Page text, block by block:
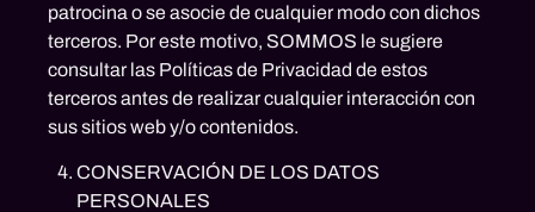
patrocina o se asocie de cualquier modo con dichos
terceros. Por este motivo, SOMMOS le sugiere
consultar las Políticas de Privacidad de estos
terceros antes de realizar cualquier interacción con
sus sitios web y/o contenidos.
CONSERVACIÓN DE LOS DATOS
PERSONALES